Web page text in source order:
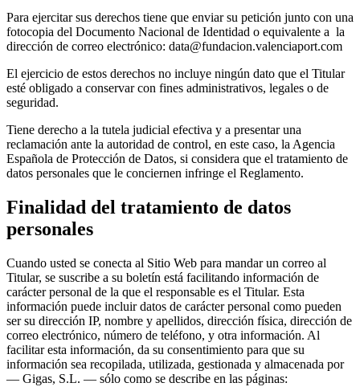
Para ejercitar sus derechos tiene que enviar su petición junto con una
fotocopia del Documento Nacional de Identidad o equivalente a la
dirección de correo electrónico: data@fundacion.valenciaport.com
El ejercicio de estos derechos no incluye ningún dato que el Titular
esté obligado a conservar con fines administrativos, legales o de
seguridad.
Tiene derecho a la tutela judicial efectiva y a presentar una
reclamación ante la autoridad de control, en este caso, la Agencia
Española de Protección de Datos, si considera que el tratamiento de
datos personales que le conciernen infringe el Reglamento.
Finalidad del tratamiento de datos
personales
Cuando usted se conecta al Sitio Web para mandar un correo al
Titular, se suscribe a su boletín está facilitando información de
carácter personal de la que el responsable es el Titular. Esta
información puede incluir datos de carácter personal como pueden
ser su dirección IP, nombre y apellidos, dirección física, dirección de
correo electrónico, número de teléfono, y otra información. Al
facilitar esta información, da su consentimiento para que su
información sea recopilada, utilizada, gestionada y almacenada por
— Gigas, S.L. — sólo como se describe en las páginas: